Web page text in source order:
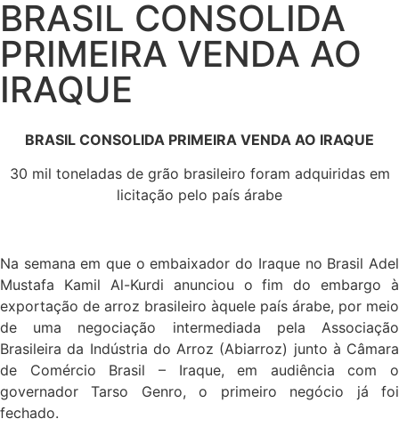
BRASIL CONSOLIDA
PRIMEIRA VENDA AO
IRAQUE
BRASIL CONSOLIDA PRIMEIRA VENDA AO IRAQUE
30 mil toneladas de grão brasileiro foram adquiridas em
licitação pelo país árabe
Na semana em que o embaixador do Iraque no Brasil Adel
Mustafa Kamil Al-Kurdi anunciou o fim do embargo à
exportação de arroz brasileiro àquele país árabe, por meio
de uma negociação intermediada pela Associação
Brasileira da Indústria do Arroz (Abiarroz) junto à Câmara
de Comércio Brasil – Iraque, em audiência com o
governador Tarso Genro, o primeiro negócio já foi
fechado.